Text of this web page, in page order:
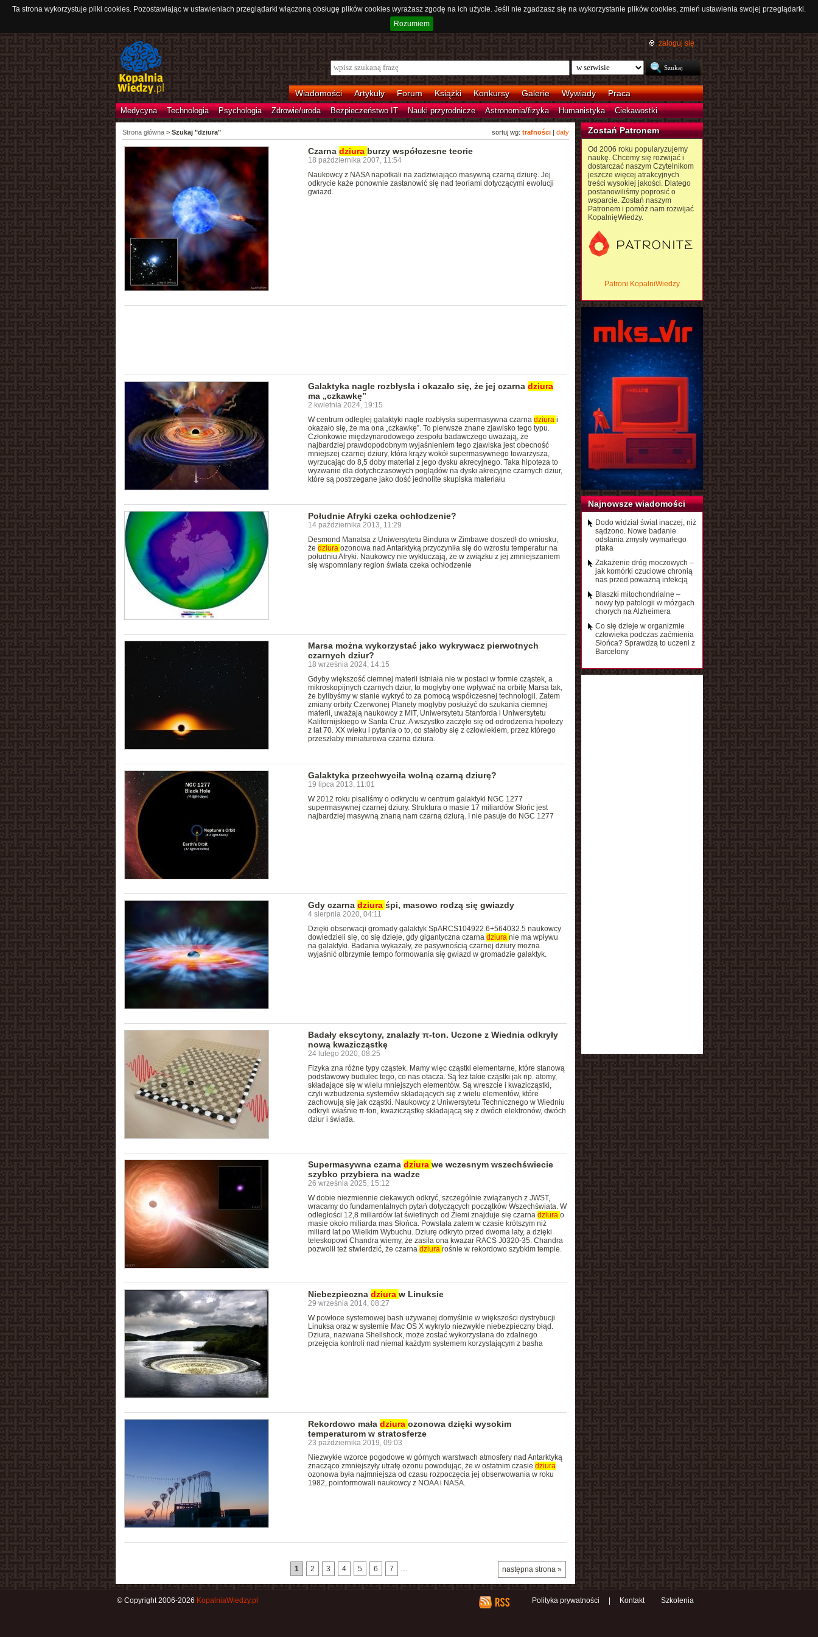
Ta strona wykorzystuje pliki cookies. Pozostawiając w ustawieniach przeglądarki włączoną obsługę plików cookies wyrażasz zgodę na ich użycie. Jeśli nie zgadzasz się na wykorzystanie plików cookies, zmień ustawienia swojej przeglądarki.
Rozumiem
zaloguj się
Wiadomości Artykuły Forum Książki Konkursy Galerie Wywiady Praca
Medycyna Technologia Psychologia Zdrowie/uroda Bezpieczeństwo IT Nauki przyrodnicze Astronomia/fizyka Humanistyka Ciekawostki
sortuj wg: trafności| daty
Strona główna> Szukaj "dziura"
Czarna dziura burzy współczesne teorie
18 października 2007, 11:54
Naukowcy z NASA napotkali na zadziwiająco masywną czarną dziurę. Jej
odkrycie każe ponownie zastanowić się nad teoriami dotyczącymi ewolucji
gwiazd.
Galaktyka nagle rozbłysła i okazało się, że jej czarna dziura
ma „czkawkę”
2 kwietnia 2024, 19:15
W centrum odległej galaktyki nagle rozbłysła supermasywna czarna dziura i
okazało się, że ma ona „czkawkę”. To pierwsze znane zjawisko tego typu.
Członkowie międzynarodowego zespołu badawczego uważają, że
najbardziej prawdopodobnym wyjaśnieniem tego zjawiska jest obecność
mniejszej czarnej dziury, która krąży wokół supermasywnego towarzysza,
wyrzucając do 8,5 doby materiał z jego dysku akrecyjnego. Taka hipoteza to
wyzwanie dla dotychczasowych poglądów na dyski akrecyjne czarnych dziur,
które są postrzegane jako dość jednolite skupiska materiału
Południe Afryki czeka ochłodzenie?
14 października 2013, 11:29
Desmond Manatsa z Uniwersytetu Bindura w Zimbawe doszedł do wniosku,
że dziura ozonowa nad Antarktyką przyczyniła się do wzrostu temperatur na
południu Afryki. Naukowcy nie wykluczają, że w związku z jej zmniejszaniem
się wspomniany region świata czeka ochłodzenie
Marsa można wykorzystać jako wykrywacz pierwotnych
czarnych dziur?
18 września 2024, 14:15
Gdyby większość ciemnej materii istniała nie w postaci w formie cząstek, a
mikroskopijnych czarnych dziur, to mogłyby one wpływać na orbitę Marsa tak,
że bylibyśmy w stanie wykryć to za pomocą współczesnej technologii. Zatem
zmiany orbity Czerwonej Planety mogłyby posłużyć do szukania ciemnej
materii, uważają naukowcy z MIT, Uniwersytetu Stanforda i Uniwersytetu
Kalifornijskiego w Santa Cruz. A wszystko zaczęło się od odrodzenia hipotezy
z lat 70. XX wieku i pytania o to, co stałoby się z człowiekiem, przez którego
przeszłaby miniaturowa czarna dziura.
Galaktyka przechwyciła wolną czarną dziurę?
19 lipca 2013, 11:01
W 2012 roku pisaliśmy o odkryciu w centrum galaktyki NGC 1277
supermasywnej czarnej dziury. Struktura o masie 17 miliardów Słońc jest
najbardziej masywną znaną nam czarną dziurą. I nie pasuje do NGC 1277
Gdy czarna dziura śpi, masowo rodzą się gwiazdy
4 sierpnia 2020, 04:11
Dzięki obserwacji gromady galaktyk SpARCS104922.6+564032.5 naukowcy
dowiedzieli się, co się dzieje, gdy gigantyczna czarna dziura nie ma wpływu
na galaktyki. Badania wykazały, że pasywnością czarnej dziury można
wyjaśnić olbrzymie tempo formowania się gwiazd w gromadzie galaktyk.
Badały ekscytony, znalazły π-ton. Uczone z Wiednia odkryły
nową kwazicząstkę
24 lutego 2020, 08:25
Fizyka zna różne typy cząstek. Mamy więc cząstki elementarne, które stanową
podstawowy budulec tego, co nas otacza. Są też takie cząstki jak np. atomy,
składające się w wielu mniejszych elementów. Są wreszcie i kwazicząstki,
czyli wzbudzenia systemów składających się z wielu elementów, które
zachowują się jak cząstki. Naukowcy z Uniwersytetu Technicznego w Wiedniu
odkryli właśnie π-ton, kwazicząstkę składającą się z dwóch elektronów, dwóch
dziur i światła.
Supermasywna czarna dziura we wczesnym wszechświecie
szybko przybiera na wadze
26 września 2025, 15:12
W dobie niezmiennie ciekawych odkryć, szczególnie związanych z JWST,
wracamy do fundamentalnych pytań dotyczących początków Wszechświata. W
odległości 12,8 miliardów lat świetlnych od Ziemi znajduje się czarna dziura o
masie około miliarda mas Słońca. Powstała zatem w czasie krótszym niż
miliard lat po Wielkim Wybuchu. Dziurę odkryto przed dwoma laty, a dzięki
teleskopowi Chandra wiemy, że zasila ona kwazar RACS J0320-35. Chandra
pozwolił też stwierdzić, że czarna dziura rośnie w rekordowo szybkim tempie.
Niebezpieczna dziura w Linuksie
29 września 2014, 08:27
W powłoce systemowej bash używanej domyślnie w większości dystrybucji
Linuksa oraz w systemie Mac OS X wykryto niezwykle niebezpieczny błąd.
Dziura, nazwana Shellshock, może zostać wykorzystana do zdalnego
przejęcia kontroli nad niemal każdym systemem korzystającym z basha
Rekordowo mała dziura ozonowa dzięki wysokim
temperaturom w stratosferze
23 października 2019, 09:03
Niezwykłe wzorce pogodowe w górnych warstwach atmosfery nad Antarktyką
znacząco zmniejszyły utratę ozonu powodując, że w ostatnim czasie dziura
ozonowa była najmniejsza od czasu rozpoczęcia jej obserwowania w roku
1982, poinformowali naukowcy z NOAA i NASA.
następna strona »
1 2 3 4 5 6 7 …
Zostań Patronem
Od 2006 roku popularyzujemy
naukę. Chcemy się rozwijać i
dostarczać naszym Czytelnikom
jeszcze więcej atrakcyjnych
treści wysokiej jakości. Dlatego
postanowiliśmy poprosić o
wsparcie. Zostań naszym
Patronem i pomóż nam rozwijać
KopalnięWiedzy.
Patroni KopalniWiedzy
Najnowsze wiadomości
Dodo widział świat inaczej, niż
sądzono. Nowe badanie
odsłania zmysły wymarłego
ptaka
Zakażenie dróg moczowych –
jak komórki czuciowe chronią
nas przed poważną infekcją
Blaszki mitochondrialne –
nowy typ patologii w mózgach
chorych na Alzheimera
Co się dzieje w organizmie
człowieka podczas zaćmienia
Słońca? Sprawdzą to uczeni z
Barcelony
Polityka prywatności Kontakt Szkolenia
© Copyright 2006-2026 KopalniaWiedzy.pl